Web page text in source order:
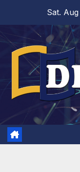
content
Sat.